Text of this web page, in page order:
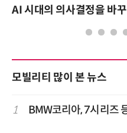
모빌리티 많이 본 뉴스
1 BMW코리아, 7시리즈